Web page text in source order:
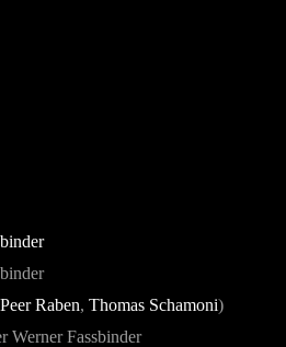
Peer Raben, Thomas Schamoni)
Werner Fassbinder